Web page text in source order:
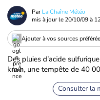
ParLa Chaîne Météo
mis à jour le 20/10/09 à
Ajouter à vos sources
Des pluies d’acide
km/h, une tempête de 40
Consulter la